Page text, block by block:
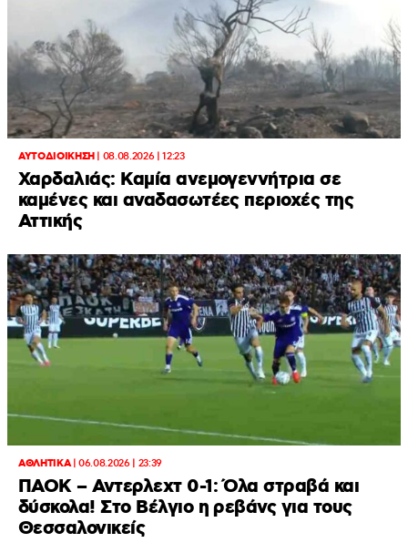
ΑΥΤΟΔΙΟΙΚΗΣΗ| 08.08.2026 | 12:23
Χαρδαλιάς: Καμία ανεμογεννήτρια σε
καμένες και αναδασωτέες περιοχές της
Αττικής
ΑΘΛΗΤΙΚΑ|06.08.2026 | 23:39
ΠΑΟΚ – Αντερλεχτ 0-1: Όλα στραβά και
δύσκολα! Στο Βέλγιο η ρεβάνς για τους
Θεσσαλονικείς